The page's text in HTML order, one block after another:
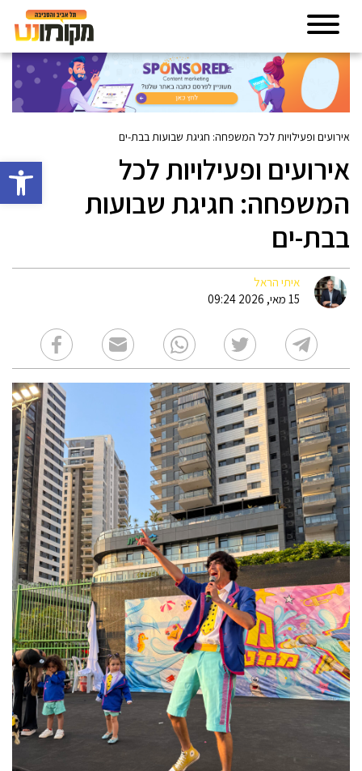
פתח
אירועים ופעילויות לכל המשפחה: חגיגת שבועות בבת-ים
אירועים ופעילויות לכל
המשפחה: חגיגת שבועות
בבת-ים
איתי הראל
15 מאי, 2026 09:24